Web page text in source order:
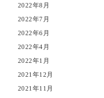
2022年8月
2022年7月
2022年6月
2022年4月
2022年1月
2021年12月
2021年11月